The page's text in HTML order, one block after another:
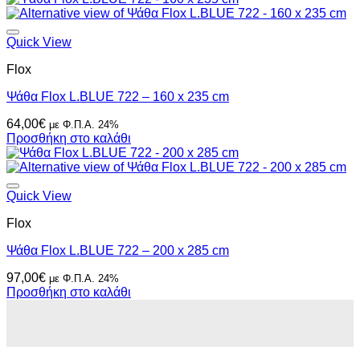
Quick View
Flox
Ψάθα Flox L.BLUE 722 – 160 x 235 cm
64,00€ με Φ.Π.Α. 24%
Προσθήκη στο καλάθι
Quick View
Flox
Ψάθα Flox L.BLUE 722 – 200 x 285 cm
97,00€ με Φ.Π.Α. 24%
Προσθήκη στο καλάθι